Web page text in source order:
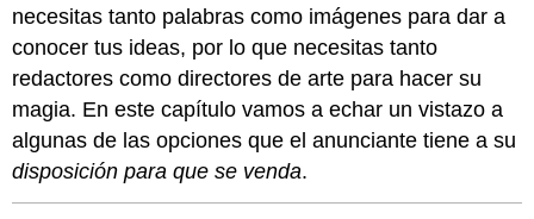
necesitas tanto palabras como imágenes para dar a
conocer tus ideas, por lo que necesitas tanto
redactores como directores de arte para hacer su
magia. En este capítulo vamos a echar un vistazo a
algunas de las opciones que el anunciante tiene a su
disposición para que se venda.